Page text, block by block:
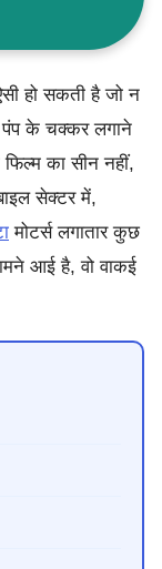
हो सकती है जो न
पंप के चक्कर लगाने
का सीन नहीं,
सेक्टर में,
मोटर्स लगातार कुछ
आई है, वो वाकई